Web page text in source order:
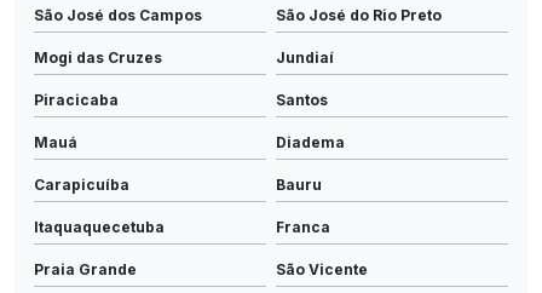
São José dos Campos São José do Rio Preto
Mogi das Cruzes Jundiaí
Piracicaba Santos
Mauá Diadema
Carapicuíba Bauru
Itaquaquecetuba Franca
Praia Grande São Vicente